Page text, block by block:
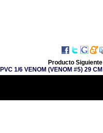
Producto Siguiente
1/6 VENOM (VENOM #5) 29 CM